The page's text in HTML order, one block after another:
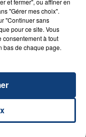
et fermer", ou affiner en
"Gérer mes choix".
"Continuer sans
pour ce site. Vous
consentement à tout
bas de chaque page.